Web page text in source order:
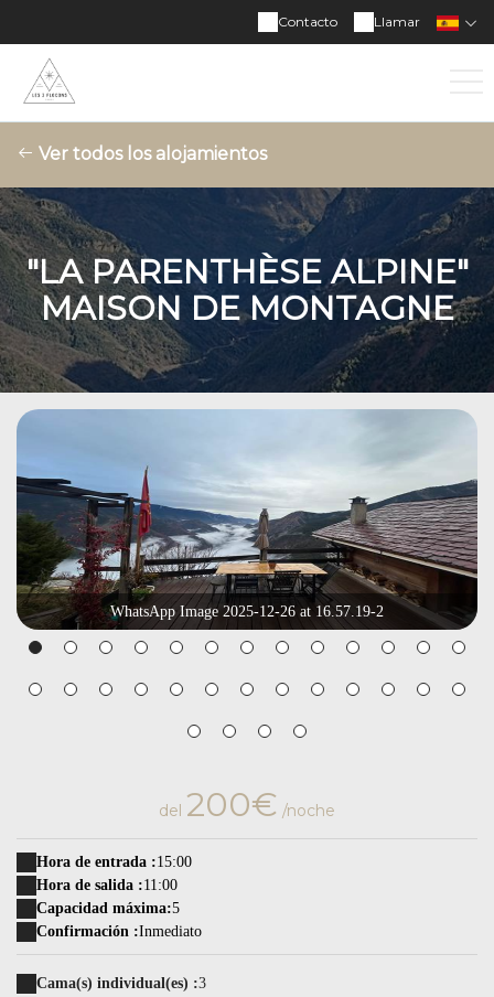
Llamar
Contacto
Ver todos los alojamientos
"LA PARENTHÈSE ALPINE"
MAISON DE MONTAGNE
WhatsApp Image 2025-12-26 at 16.57.19-2
del 200€ /noche
Hora de entrada :15:00
Hora de salida :11:00
Capacidad máxima:5
Confirmación :Inmediato
Cama(s) individual(es) :3